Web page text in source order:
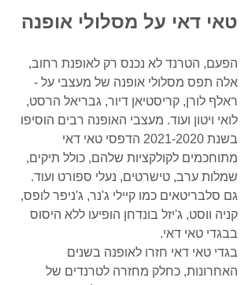
טאי דאי על מסלולי אופנה
הפעם, הטרנד לא נכנס רק לאופנת רחוב,
אלה תפס מסלולי אופנה של מעצבי על -
ראלף לורן, קריסטיאן דיור, גבריאל הרסט,
לואי ויטון ועוד. מעצבי האופנה רבים הוסיפו
בשנת 2021-2020 הדפסי טאי דאי
מתוחכמים לקולקציות שלהם, כולל תיקים,
שמלות ערב, טישרטים, נעלי ספורט ועוד.
גם סלבריטאים כמו קיילי ג'נר, ג'ניפר לופס,
קניה ווסט, ג'יזל בונדחן הופיעו ללא היסוס
בבגדי טאי דאי.
בגדי טאי דאי חזרו לאופנה בשנים
האחרונות, כחלק מחזרה לטרנדים של